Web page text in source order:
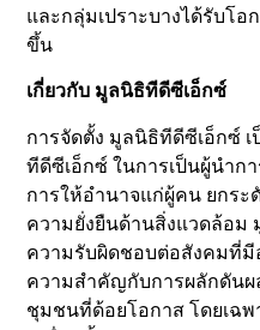
และกลุ่มเปราะบางได้รับโ
ขึ้น
เกี่ยวกับ มูลนิธิทีดีซีเอ็กซ์
การจัดตั้ง มูลนิธิทีดีซีเอ็กซ์
ทีดีซีเอ็กซ์ ในการเป็นผู้นำก
การให้อำนาจแก่ผู้คน ยกร
ความยั่งยืนด้านสิ่งแวดล้อม
ความรับผิดชอบต่อสังคมที่มี
ความสำคัญกับการผลักดัน
ชุมชนที่ด้อยโอกาส โดยเฉพ